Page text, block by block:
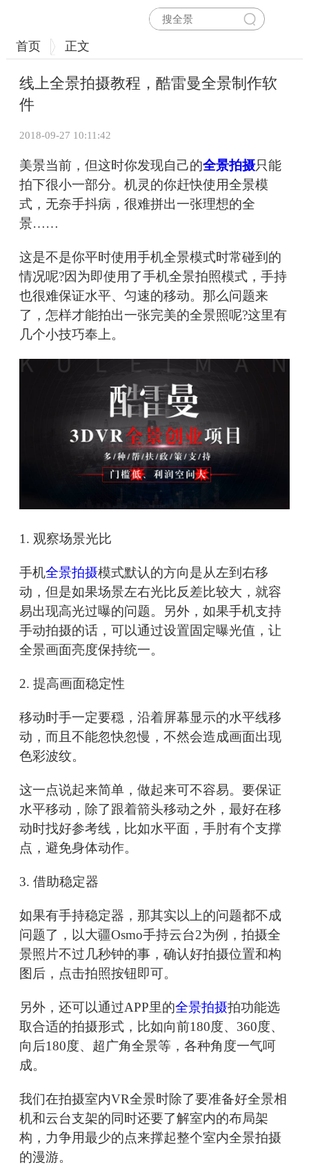
首页 正文
线上全景拍摄教程，酷雷曼全景制作软
件
2018-09-27 10:11:42
美景当前，但这时你发现自己的全景拍摄只能
拍下很小一部分。机灵的你赶快使用全景模
式，无奈手抖病，很难拼出一张理想的全
景……
这是不是你平时使用手机全景模式时常碰到的
情况呢?因为即使用了手机全景拍照模式，手持
也很难保证水平、匀速的移动。那么问题来
了，怎样才能拍出一张完美的全景照呢?这里有
几个小技巧奉上。
1. 观察场景光比
手机全景拍摄模式默认的方向是从左到右移
动，但是如果场景左右光比反差比较大，就容
易出现高光过曝的问题。另外，如果手机支持
手动拍摄的话，可以通过设置固定曝光值，让
全景画面亮度保持统一。
2. 提高画面稳定性
移动时手一定要穏，沿着屏幕显示的水平线移
动，而且不能忽快忽慢，不然会造成画面出现
色彩波纹。
这一点说起来简单，做起来可不容易。要保证
水平移动，除了跟着箭头移动之外，最好在移
动时找好参考线，比如水平面，手肘有个支撑
点，避免身体动作。
3. 借助稳定器
如果有手持稳定器，那其实以上的问题都不成
问题了，以大疆Osmo手持云台2为例，拍摄全
景照片不过几秒钟的事，确认好拍摄位置和构
图后，点击拍照按钮即可。
另外，还可以通过APP里的全景拍摄拍功能选
取合适的拍摄形式，比如向前180度、360度、
向后180度、超广角全景等，各种角度一气呵
成。
我们在拍摄室内VR全景时除了要准备好全景相
机和云台支架的同时还要了解室内的布局架
构，力争用最少的点来撑起整个室内全景拍摄
的漫游。